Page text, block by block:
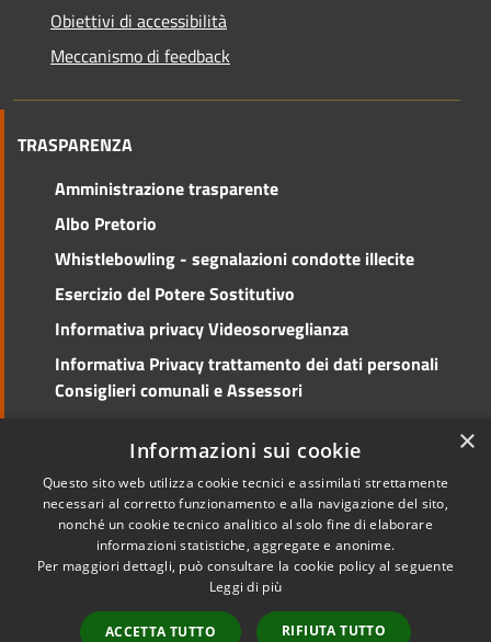
Obiettivi di accessibilità
Meccanismo di feedback
TRASPARENZA
Amministrazione trasparente
Albo Pretorio
Whistlebowling - segnalazioni condotte illecite
Esercizio del Potere Sostitutivo
Informativa privacy Videosorveglianza
Informativa Privacy trattamento dei dati personali
Consiglieri comunali e Assessori
Accessibilità
Copyright © 2026 • Comune di
Cento • Powered by
redazione
×
Informazioni sui cookie
Questo sito web utilizza cookie tecnici e assimilati strettamente
necessari al corretto funzionamento e alla navigazione del sito,
nonché un cookie tecnico analitico al solo fine di elaborare
informazioni statistiche, aggregate e anonime.
Per maggiori dettagli, può consultare la cookie policy al seguente
Leggi di più
ACCETTA TUTTO RIFIUTA TUTTO